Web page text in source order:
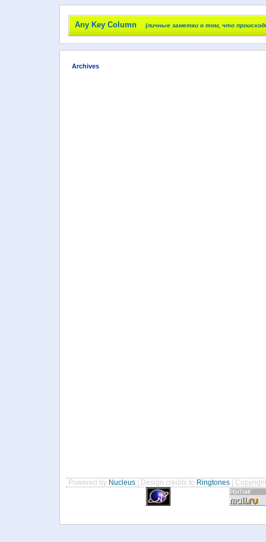
Any Key Column (личные заметки о том, что
Archives
Powered by Nucleus | Design credits to Ringtones |